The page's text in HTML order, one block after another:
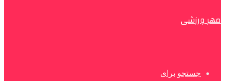
مهر ورزشی
جستجو برای